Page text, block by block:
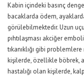
Kabin içindeki basınç
bacaklarda ödem,
görülebilmektedir. Uzun
pıhtılaşması akciğer
tıkanıklığı gibi
kişilerde, özellikle böbrek,
hastalığı olan kişilerde,